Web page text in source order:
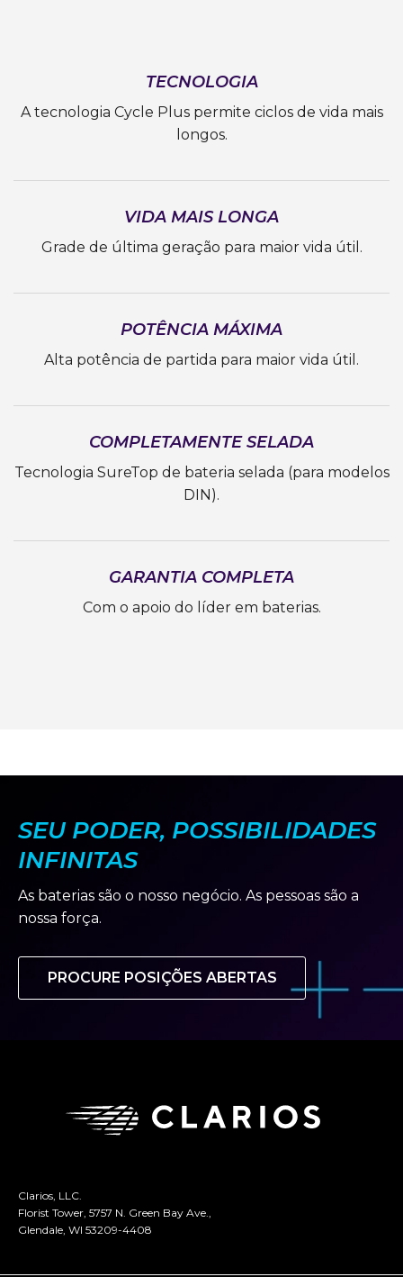
TECNOLOGIA
A tecnologia Cycle Plus permite ciclos de vida mais
longos.
VIDA MAIS LONGA
Grade de última geração para maior vida útil.
POTÊNCIA MÁXIMA
Alta potência de partida para maior vida útil.
COMPLETAMENTE SELADA
Tecnologia SureTop de bateria selada (para modelos
DIN).
GARANTIA COMPLETA
Com o apoio do líder em baterias.
SEU PODER, POSSIBILIDADES
INFINITAS
As baterias são o nosso negócio. As pessoas são a
nossa força.
PROCURE POSIÇÕES ABERTAS
Clarios, LLC.
Florist Tower, 5757 N. Green Bay Ave.,
Glendale, WI 53209-4408